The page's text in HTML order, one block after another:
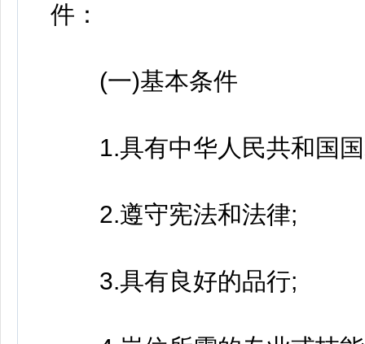
件：
(一)基本条件
1.具有中华人民共和国
2.遵守宪法和法律;
3.具有良好的品行;